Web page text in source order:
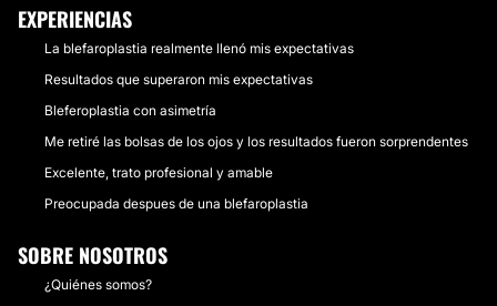
EXPERIENCIAS
La blefaroplastia realmente llenó mis expectativas
Resultados que superaron mis expectativas
Bleferoplastia con asimetría
Me retiré las bolsas de los ojos y los resultados fueron sorprendentes
Excelente, trato profesional y amable
Preocupada despues de una blefaroplastia
SOBRE NOSOTROS
¿Quiénes somos?